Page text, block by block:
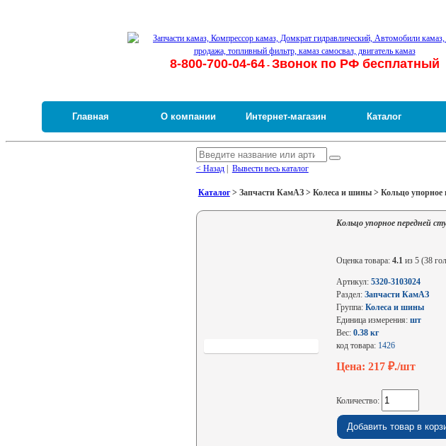
8-800-700-04-64- Звонок по РФ бесплатный
Главная О компании Интернет-магазин Каталог
< Назад| Вывести весь каталог
Каталог> Запчасти КамАЗ > Колеса и шины > Кольцо упорное
Кольцо упорное передней
Оценка товара: 4.1из 5 (38
Артикул: 5320-3103024
Раздел: Запчасти КамАЗ
Группа: Колеса и шины
Единица измерения: шт
Вес: 0.38 кг
код товара: 1426
Цена: 217 ₽./шт
Количество: